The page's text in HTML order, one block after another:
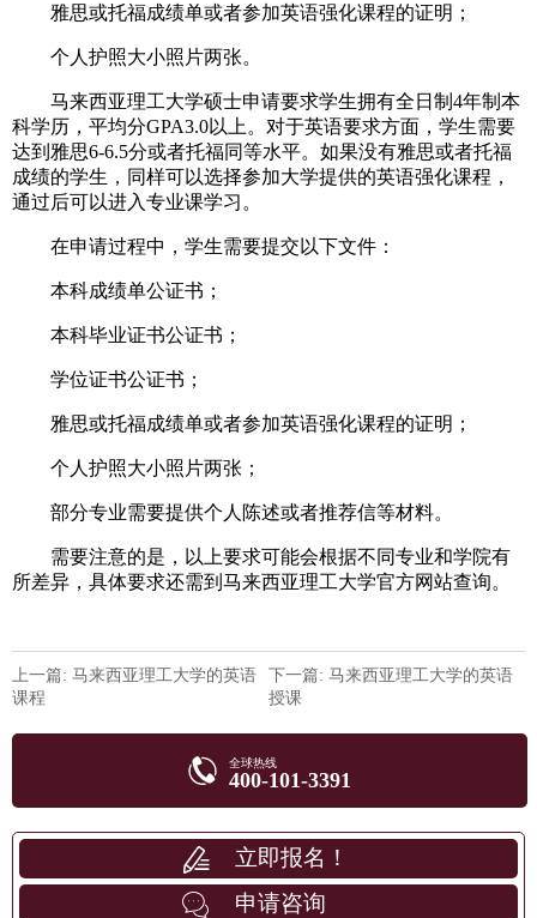
雅思或托福成绩单或者参加英语强化课程的证明；
个人护照大小照片两张。
马来西亚理工大学硕士申请要求学生拥有全日制4年制本
科学历，平均分GPA3.0以上。对于英语要求方面，学生需要
达到雅思6-6.5分或者托福同等水平。如果没有雅思或者托福
成绩的学生，同样可以选择参加大学提供的英语强化课程，
通过后可以进入专业课学习。
在申请过程中，学生需要提交以下文件：
本科成绩单公证书；
本科毕业证书公证书；
学位证书公证书；
雅思或托福成绩单或者参加英语强化课程的证明；
个人护照大小照片两张；
部分专业需要提供个人陈述或者推荐信等材料。
需要注意的是，以上要求可能会根据不同专业和学院有
所差异，具体要求还需到马来西亚理工大学官方网站查询。
上一篇: 马来西亚理工大学的英语
课程
下一篇: 马来西亚理工大学的英语
授课
全球热线
400-101-3391
立即报名！
申请咨询